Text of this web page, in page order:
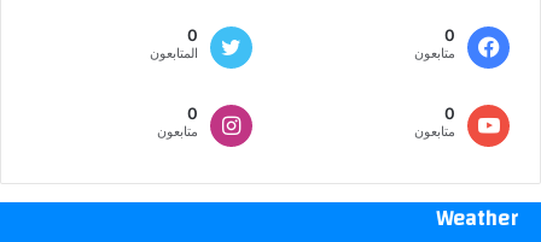
0
متابعون
0
المتابعون
0
متابعون
0
متابعون
Weather